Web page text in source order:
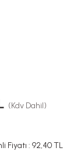
(Kdv Dahil)
Fiyatı : 92,40 TL